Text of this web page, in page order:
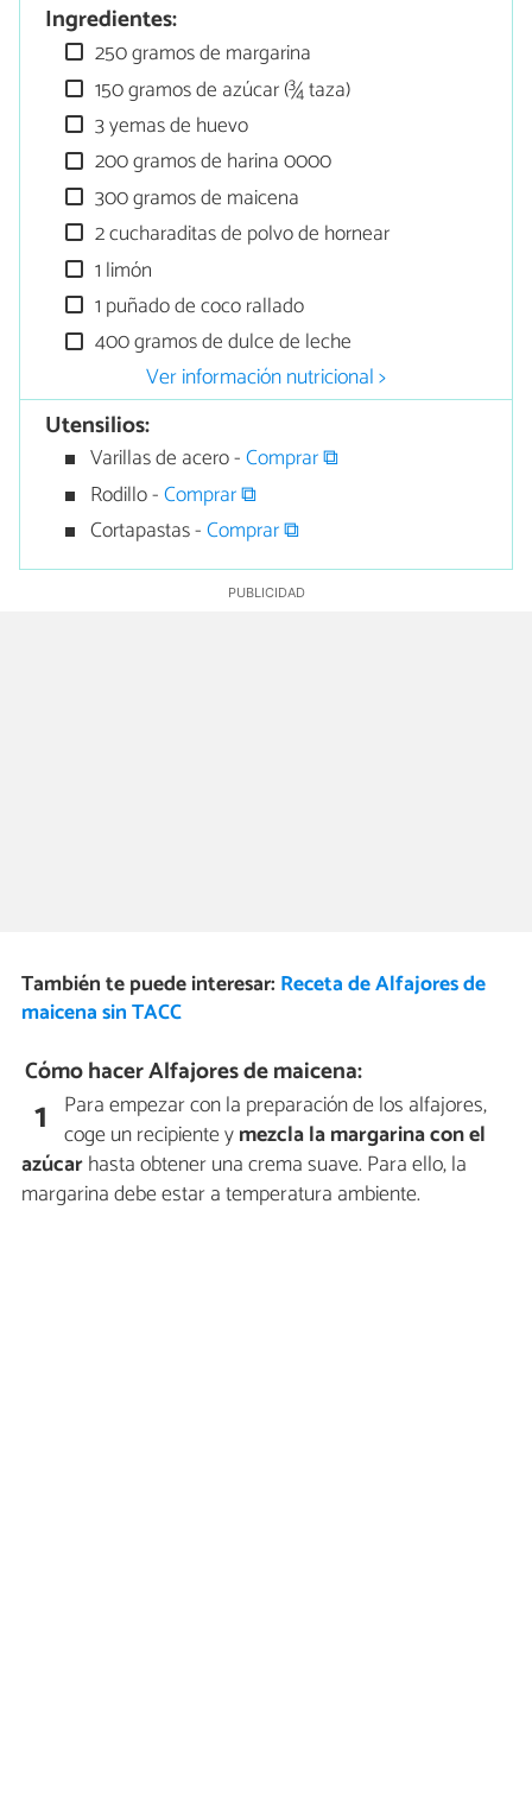
Ingredientes:
250 gramos de margarina
150 gramos de azúcar (¾ taza)
3 yemas de huevo
200 gramos de harina 0000
300 gramos de maicena
2 cucharaditas de polvo de hornear
1 limón
1 puñado de coco rallado
400 gramos de dulce de leche
Ver información nutricional >
Utensilios:
Varillas de acero -Comprar ⧉
Rodillo -Comprar ⧉
Cortapastas -Comprar ⧉
También te puede interesar: Receta de Alfajores de
maicena sin TACC
Cómo hacer Alfajores de maicena:
1 Para empezar con la preparación de los alfajores,
coge un recipiente ymezcla la margarina con el
azúcarhasta obtener una crema suave. Para ello, la
margarina debe estar a temperatura ambiente.